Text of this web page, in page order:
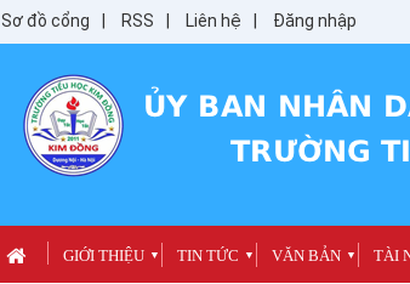
Sơ đồ cổng RSS Liên hệ Đăng nhập
GIỚI THIỆU ▼ TIN TỨC ▼ VĂN BẢN ▼ TÀI